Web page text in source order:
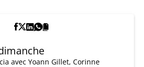
avec Yoann Gillet, Corinne